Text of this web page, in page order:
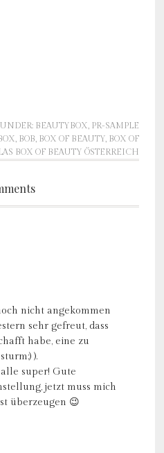
BEAUTYBOX, PR-SAMPLE
, BOB, BOX OF BEAUTY, BOX OF
BOX OF BEAUTY ÖSTERREICH
nicht angekommen
sehr gefreut, dass
habe, eine zu
).
super! Gute
jetzt muss mich
überzeugen 😉